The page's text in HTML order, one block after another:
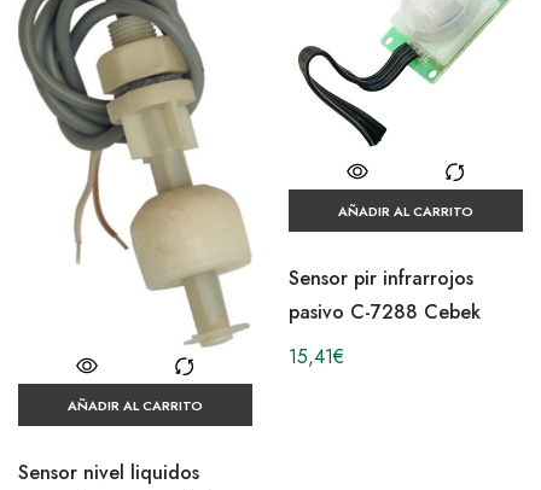
AÑADIR AL CARRITO
Sensor nivel liquidos
AÑADIR AL CARRITO
Sensor pir infrarrojos
pasivo C-7288 Cebek
15,41€